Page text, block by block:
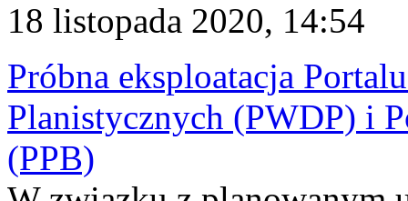
18 listopada 2020, 14:54
Próbna eksploatacja
Planistycznych (PWDP) i
(PPB)